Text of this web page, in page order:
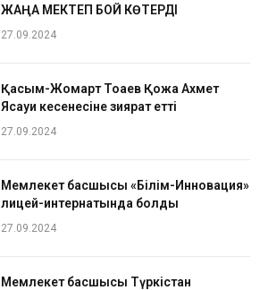
ЖАҢА МЕКТЕП БОЙ КӨТЕРДІ
27.09.2024
Қасым-Жомарт Тоқаев Қожа Ахмет
Ясауи кесенесіне зиярат етті
27.09.2024
Мемлекет басшысы «Білім-Инновация»
лицей-интернатында болды
27.09.2024
Мемлекет басшысы Түркістан